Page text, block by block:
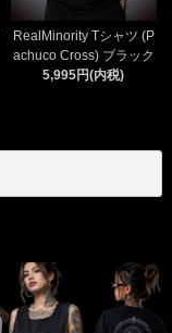
RealMinority Tシャツ (P
achuco Cross) ブラック
5,995円(内税)